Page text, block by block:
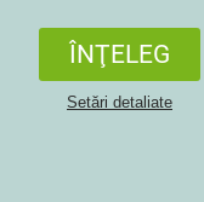
ÎNŢELEG
Setări detaliate